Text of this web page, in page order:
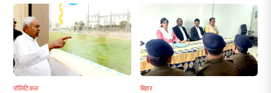
पॉलिटिकल बिहार